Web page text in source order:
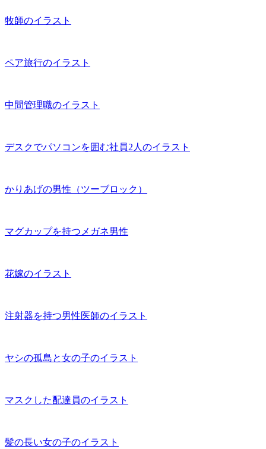
牧師のイラスト
ペア旅行のイラスト
中間管理職のイラスト
デスクでパソコンを囲む社員2人のイラスト
かりあげの男性（ツーブロック）
マグカップを持つメガネ男性
花嫁のイラスト
注射器を持つ男性医師のイラスト
ヤシの孤島と女の子のイラスト
マスクした配達員のイラスト
髪の長い女の子のイラスト